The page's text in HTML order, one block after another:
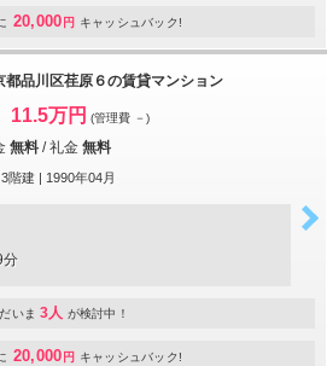
20,000 円 キャッシュバック!
都品川区荏原６の賃貸マンション
11.5万円 (管理費 －)
無料 /礼金 無料
3階建 | 1990年04月
分
いま 3人 が検討中！
20,000 円 キャッシュバック!